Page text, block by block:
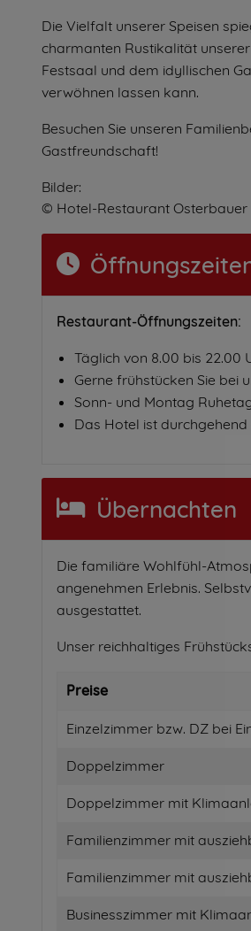
Die Vielfalt unserer Speisen
charmanten Rustikalität
Festsaal und dem idyllischen
verwöhnen lassen kann.
Besuchen Sie unseren
Gastfreundschaft!
Bilder:
© Hotel-Restaurant Osterbauer
Restaurant-Öffnungszeiten:
Täglich von 8.00 bis 22.00
Gerne frühstücken Sie bei
Sonn- und Montag
Das Hotel ist
Übernachten
Die familiäre Wohlfühl-
angenehmen Erlebnis.
ausgestattet.
Unser reichhaltiges
Preise
Einzelzimmer bzw. DZ bei
Doppelzimmer
Doppelzimmer mit
Familienzimmer mit
Familienzimmer mit
Businesszimmer mit